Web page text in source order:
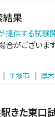
果
提供する試験
がございます
| 平塚市 | 厚
きた東口